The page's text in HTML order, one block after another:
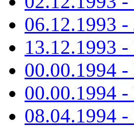
06.12.1993
13.12.1993
00.00.1994
00.00.1994
08.04.1994